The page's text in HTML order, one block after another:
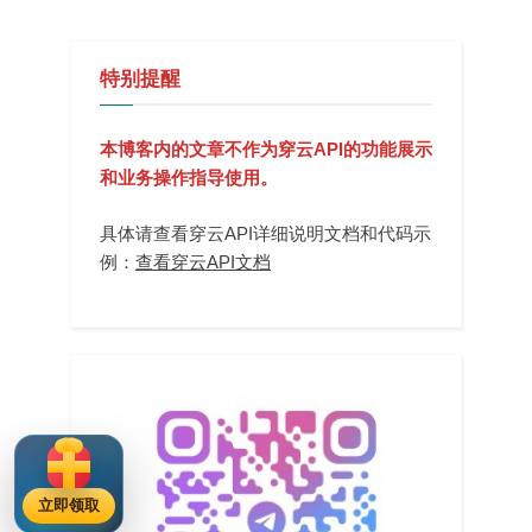
特别提醒
本博客内的文章不作为穿云API的功能展示
和业务操作指导使用。
具体请查看穿云API详细说明文档和代码示
例： 查看穿云API文档
立即领取